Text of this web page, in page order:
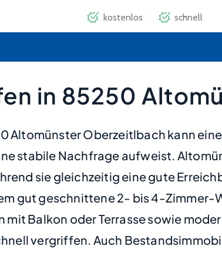
in 85250
Altomünster Oberzeitlbach kann
stabile Nachfrage aufweist.
sie gleichzeitig eine gute
gut geschnittene 2- bis 4-Zimmer-
Balkon oder Terrasse sowie
vergriffen. Auch